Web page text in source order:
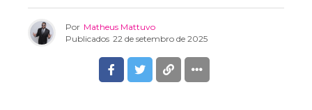
Por Matheus Mattuvo
Publicados 22 de setembro de 2025